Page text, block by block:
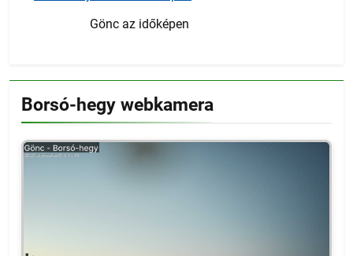
Gönc az időképen
Borsó-hegy webkamera